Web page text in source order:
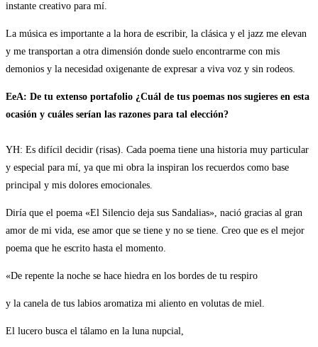
instante creativo para mí.
La música es importante a la hora de escribir, la clásica y el jazz me elevan
y me transportan a otra dimensión donde suelo encontrarme con mis
demonios y la necesidad oxigenante de expresar a viva voz y sin rodeos.
EeA: De tu extenso portafolio ¿Cuál de tus poemas nos sugieres en esta
ocasión y cuáles serían las razones para tal elección?
YH: Es difícil decidir (risas). Cada poema tiene una historia muy particular
y especial para mí, ya que mi obra la inspiran los recuerdos como base
principal y mis dolores emocionales.
Diría que el poema «El Silencio deja sus Sandalias», nació gracias al gran
amor de mi vida, ese amor que se tiene y no se tiene. Creo que es el mejor
poema que he escrito hasta el momento.
«De repente la noche se hace hiedra en los bordes de tu respiro
y la canela de tus labios aromatiza mi aliento en volutas de miel.
El lucero busca el tálamo en la luna nupcial,